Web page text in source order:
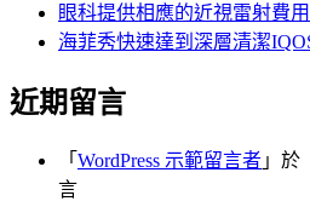
眼科提供相應的近視雷射費
海菲秀快速達到深層清潔
近期留言
「 WordPress 示範留言者 」於
言